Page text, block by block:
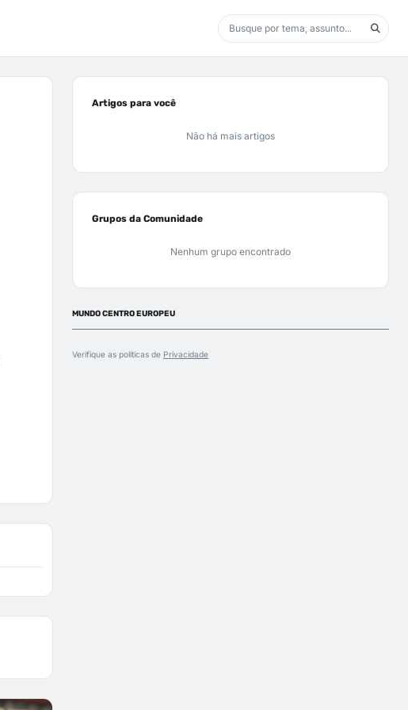
Artigos para você
Não há mais artigos
Grupos da Comunidade
Nenhum grupo encontrado
MUNDO CENTRO EUROPEU
Verifique as políticas de Privacidade